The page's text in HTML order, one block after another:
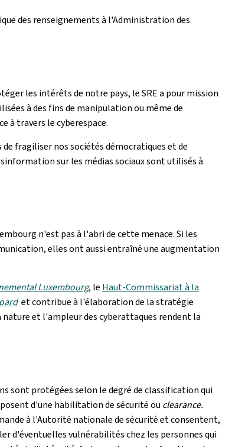
des renseignements à l'Administration des
les intérêts de notre pays, le SRE a pour mission
à des fins de manipulation ou même de
à travers le cyberespace.
fragiliser nos sociétés démocratiques et de
sur les médias sociaux sont utilisés à
n'est pas à l'abri de cette menace. Si les
elles ont aussi entraîné une augmentation
Luxembourg, le Haut-Commissariat à la
et contribue à l'élaboration de la stratégie
et l'ampleur des cyberattaques rendent la
sont protégées selon le degré de classification qui
d'une habilitation de sécurité ou clearance.
à l'Autorité nationale de sécurité et consentent,
d'éventuelles vulnérabilités chez les personnes qui